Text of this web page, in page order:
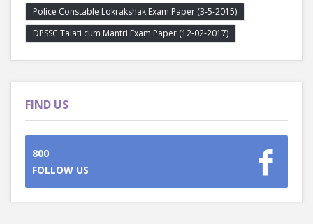
Police Constable Lokrakshak Exam Paper (3-5-2015)
DPSSC Talati cum Mantri Exam Paper (12-02-2017)
FIND US
800
FOLLOW US